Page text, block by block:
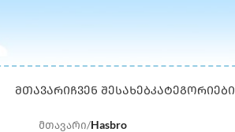
ᲛᲗᲐᲕᲐᲠᲘᲩᲕᲔᲜ ᲨᲔᲡᲐᲮᲔᲑᲙᲐᲢᲔᲒᲝᲠᲘᲔᲑᲘ
მთავარი/Hasbro